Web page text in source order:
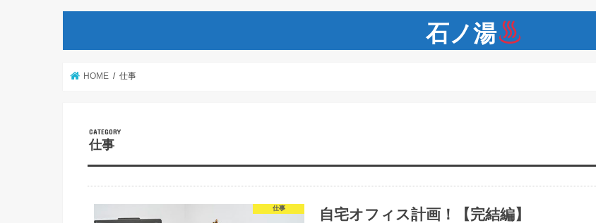
石ノ湯
HOME 仕事
仕事
仕事 自宅オフィス計画！【完結編】